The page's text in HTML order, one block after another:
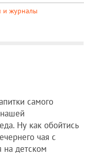
и журналы
самого
Ну как обойтись
чая с
на детском